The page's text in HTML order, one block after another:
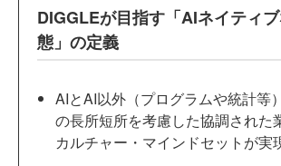
DIGGLEが目指す「AIネイティ
態」の定義
AIとAI以外（プログラムや統計等
の長所短所を考慮した協調された
カルチャー・マインドセットが実